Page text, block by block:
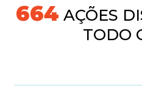
718AÇÕES
TODO